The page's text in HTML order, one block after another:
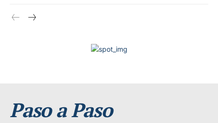
Paso a Paso